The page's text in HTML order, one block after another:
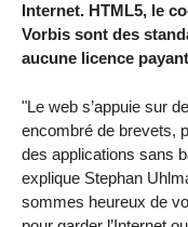
Internet. HTML5, le
Vorbis sont des
aucune licence
"Le web s’appuie sur
encombré de brevets,
des applications sans
explique Stephan
sommes heureux de